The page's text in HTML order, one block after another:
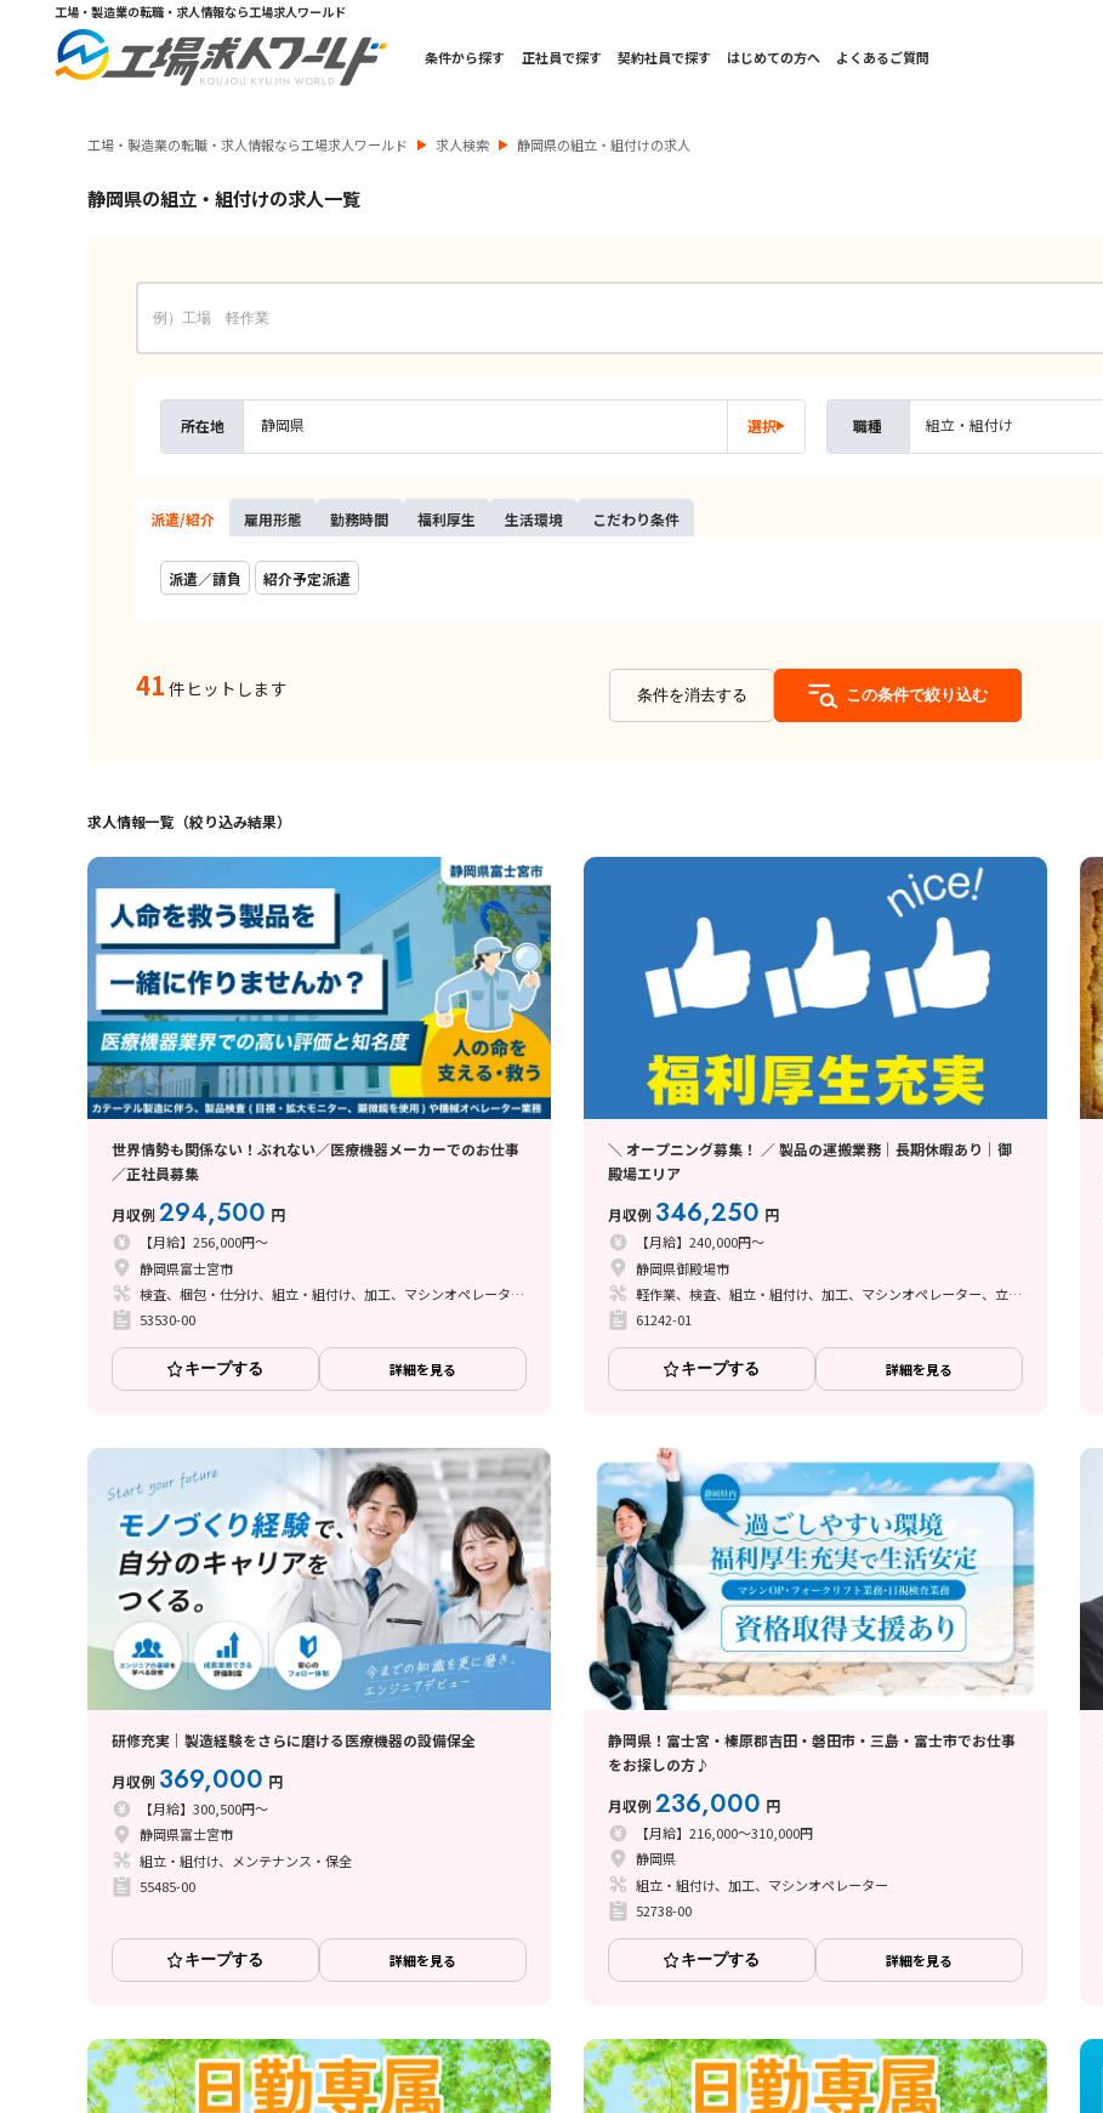
工場・製造業の転職・求人情報なら工場求人ワールド
条件から探す 正社員で探す 契約社員で探す はじめての方へ よくあるご質問
工場・製造業の転職・求人情報なら工場求人ワールド 求人検索 静岡県の組立・組付けの求人
静岡県の組立・組付けの求人一覧
所在地 静岡県 選択 職種 組立・組付け
派遣/紹介 雇用形態 勤務時間 福利厚生 生活環境 こだわり条件
派遣／請負 紹介予定派遣
41 件ヒットします 条件を消去する この条件で絞り込む
求人情報一覧（絞り込み結果）
世界情勢も関係ない！ぶれない／医療機器メーカーでのお仕事
／正社員募集
月収例294,500 円
【月給】256,000円～
静岡県富士宮市
検査、梱包・仕分け、組立・組付け、加工、マシンオペレーター、クリーンルーム、ライン作業、立ち作業
53530-00
キープする 詳細を見る
＼ オープニング募集！ ／ 製品の運搬業務｜長期休暇あり｜御
殿場エリア
月収例 346,250 円
【月給】240,000円～
静岡県御殿場市
軽作業、検査、組立・組付け、加工、マシンオペレーター、立ち作業
61242-01
キープする 詳細を見る
研修充実｜製造経験をさらに磨ける医療機器の設備保全
月収例 369,000 円
【月給】300,500円～
静岡県富士宮市
組立・組付け、メンテナンス・保全
55485-00
キープする 詳細を見る
静岡県！富士宮・榛原郡吉田・磐田市・三島・富士市でお仕事
をお探しの方♪
月収例236,000 円
【月給】216,000～310,000円
静岡県
組立・組付け、加工、マシンオペレーター
52738-00
キープする 詳細を見る